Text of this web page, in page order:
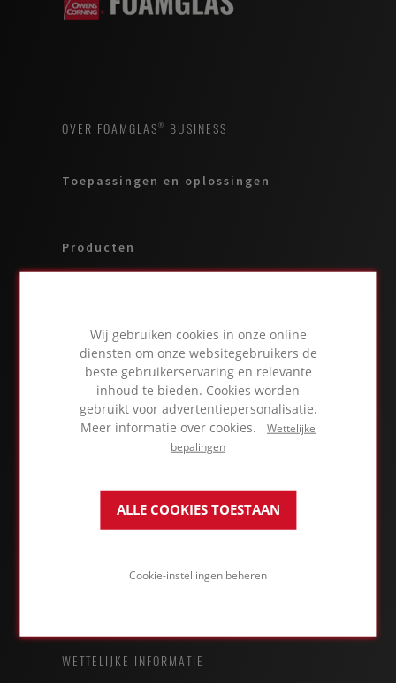
Wij gebruiken cookies in onze online
diensten om onze websitegebruikers de
beste gebruikerservaring en relevante
inhoud te bieden. Cookies worden
gebruikt voor advertentiepersonalisatie.
Meer informatie over cookies. Wettelijke
bepalingen
ALLE COOKIES TOESTAAN
Cookie-instellingen beheren
OVER FOAMGLAS® BUSINESS
Toepassingen en oplossingen
Producten
Contact
Owens Corning
WETTELIJKE INFORMATIE